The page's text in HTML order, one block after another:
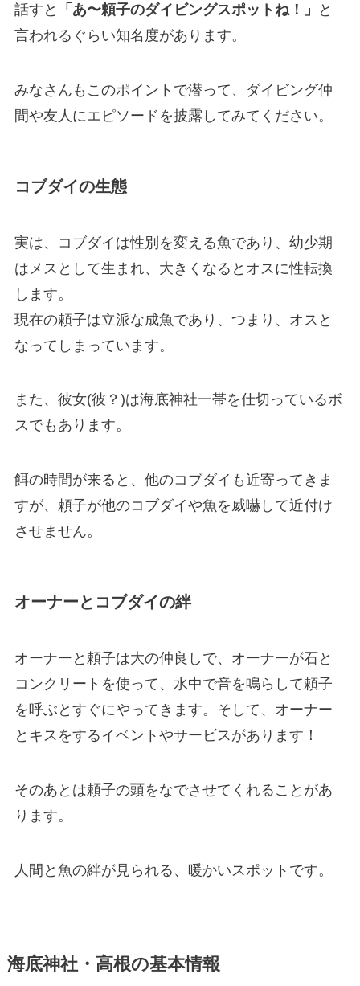
話すと
「あ〜頼子のダイビングスポットね！」
と
言われるぐらい知名度があります。
みなさんもこのポイントで潜って、ダイビング仲
間や友人にエピソードを披露してみてください。
コブダイの生態
実は、コブダイは性別を変える魚であり、幼少期
はメスとして生まれ、大きくなるとオスに性転換
します。
現在の頼子は立派な成魚であり、つまり、オスと
なってしまっています。
また、彼女(彼？)は海底神社一帯を仕切っているボ
スでもあります。
餌の時間が来ると、他のコブダイも近寄ってきま
すが、頼子が他のコブダイや魚を威嚇して近付け
させません。
オーナーとコブダイの絆
オーナーと頼子は大の仲良しで、オーナーが石と
コンクリートを使って、水中で音を鳴らして頼子
を呼ぶとすぐにやってきます。そして、オーナー
とキスをするイベントやサービスがあります！
そのあとは頼子の頭をなでさせてくれることがあ
ります。
人間と魚の絆が見られる、暖かいスポットです。
海底神社・高根の基本情報